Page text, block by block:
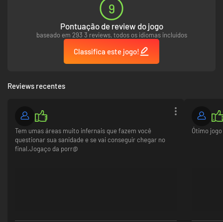
9
Pontuação de review do jogo
baseado em 293 3 reviews, todos os idiomas incluídos
Classifica este jogo!
Reviews recentes
Tem umas áreas muito infernais que fazem você
questionar sua sanidade e se vai conseguir chegar no
final.Jogaço da porr@
Ótimo